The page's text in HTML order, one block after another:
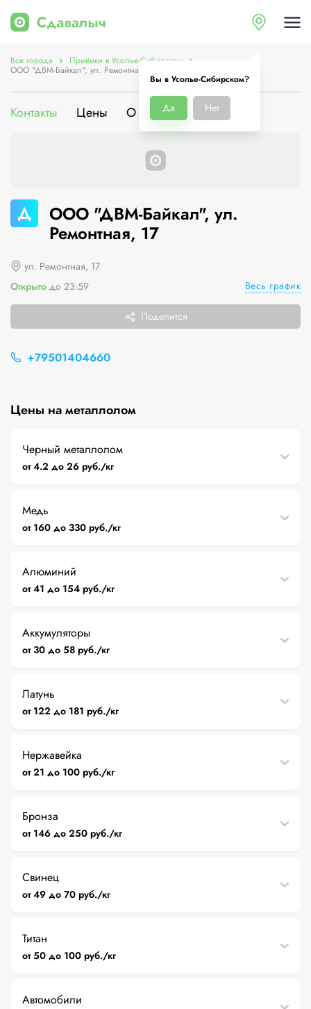
Вы в Усолье-Сибирском?
Да Нет
Все города Приёмки в Усолье-Сибирском
ООО "ДВМ-Байкал", ул. Ремонтная, 17
Контакты Цены О компании
Д
ООО "ДВМ-Байкал", ул.
Ремонтная, 17
ул. Ремонтная, 17
Открыто до 23:59 Весь график
Поделится
+79501404660
Цены на металлолом
Черный металлолом
от 4.2 до 26 руб./кг
Медь
от 160 до 330 руб./кг
Алюминий
от 41 до 154 руб./кг
Аккумуляторы
от 30 до 58 руб./кг
Латунь
от 122 до 181 руб./кг
Нержавейка
от 21 до 100 руб./кг
Бронза
от 146 до 250 руб./кг
Свинец
от 49 до 70 руб./кг
Титан
от 50 до 100 руб./кг
Автомобили